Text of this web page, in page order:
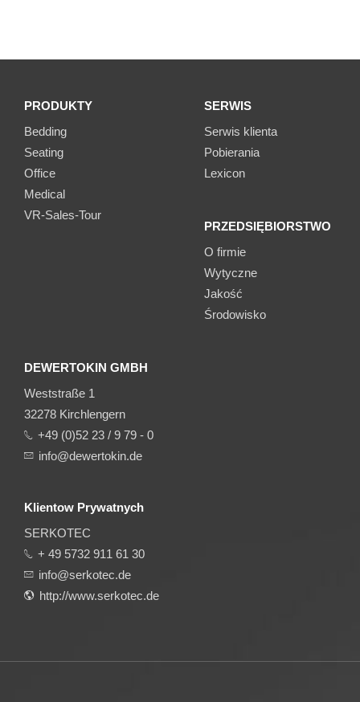
PRODUKTY
Bedding
Seating
Office
Medical
VR-Sales-Tour
SERWIS
Serwis klienta
Pobierania
Lexicon
PRZEDSIĘBIORSTWO
O firmie
Wytyczne
Jakość
Środowisko
DEWERTOKIN GMBH
Weststraße 1
32278 Kirchlengern
+49 (0)52 23 / 9 79 - 0
info@dewertokin.de
Klientow Prywatnych
SERKOTEC
+ 49 5732 911 61 30
info@serkotec.de
http://www.serkotec.de